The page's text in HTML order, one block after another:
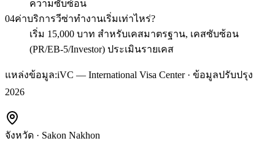
ความซับซ้อน
04ค่าบริการวีซ่าทำงานเริ่มเท่าไหร่?
เริ่ม 15,000 บาท สำหรับเคสมาตรฐาน, เคสซับซ้อน
(PR/EB-5/Investor) ประเมินรายเคส
แหล่งข้อมูล:iVC — International Visa Center · ข้อมูลปรับปรุง
2026
จังหวัด · Sakon Nakhon